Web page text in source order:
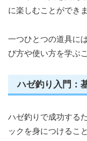
に楽しむことができま
一つひとつの道具に
び方や使い方を学ぶ
ハゼ釣り入門：
ハゼ釣りで成功する
ックを身につけるこ